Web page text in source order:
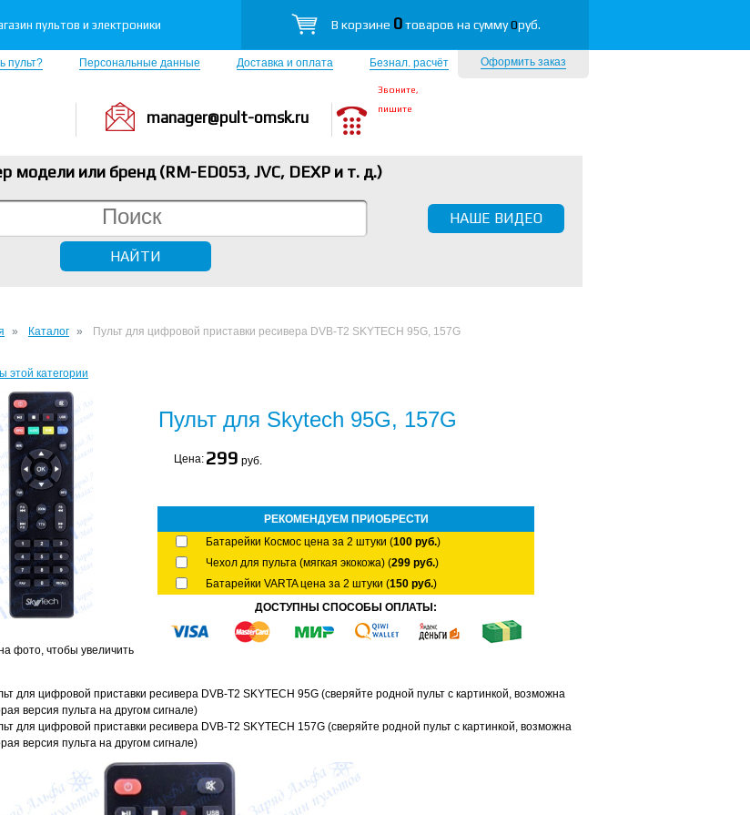
пультов и электроники В корзине 0товаров на сумму0руб.
Оформить заказ
пульт? Персональные данные Доставка и оплата Безнал. расчёт
manager@pult-omsk.ru
Звоните,
пишите
модели или бренд (RM-ED053, JVC, DEXP и т. д.)
НАШЕ ВИДЕО
Каталог Пульт для цифровой приставки ресивера DVB-T2 SKYTECH 95G, 157G
этой категории
фото, чтобы увеличить
Пульт для Skytech 95G, 157G
Цена: 299 руб.
РЕКОМЕНДУЕМ ПРИОБРЕСТИ
Батарейки Космос цена за 2 штуки (100 руб.)
Чехол для пульта (мягкая экокожа) (299 руб.)
Батарейки VARTA цена за 2 штуки (150 руб.)
ДОСТУПНЫ СПОСОБЫ ОПЛАТЫ:
для цифровой приставки ресивера DVB-T2 SKYTECH 95G (сверяйте родной пульт с картинкой, возможна
версия пульта на другом сигнале)
для цифровой приставки ресивера DVB-T2 SKYTECH 157G (сверяйте родной пульт с картинкой, возможна
версия пульта на другом сигнале)